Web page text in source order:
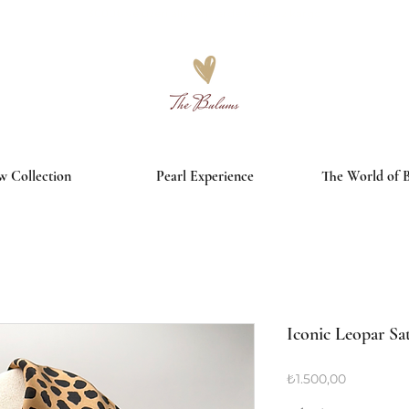
Collection Pearl Experience The World of
Iconic Leopar
₺1.500,00Fiyat